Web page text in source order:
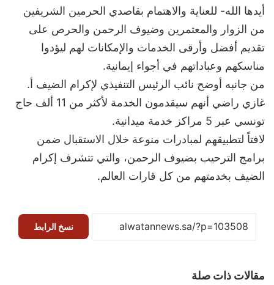
أيدها الله- للعناية والاهتمام بقاصدي الحرمين الشريفين
من الزوار والمعتمرين وضيوف الرحمن والحرص على
تقديم أفضل وأرقى الخدمات والإمكانات لهم ليؤدوا
مناسكهم وعباداتهم في أجواء إيمانية.
من جانبه أوضح نائب الرئيس التنفيذي لإكرام الضيف أ.
غازي راضي أنهم سيقدمون الخدمة لأكثر من 11 ألف حاج
تونسي عبر 5 مراكز خدمة ميدانية.
لافتاً لتطبيقهم لمبادرات منوعة خلال الاستقبال ضمن
برامج الترحيب بضيوف الرحمن، والتي تتشرف إكرام
الضيف بخدمتهم من كل قارات العالم.
نسخ الرابط
مقالات ذات صلة